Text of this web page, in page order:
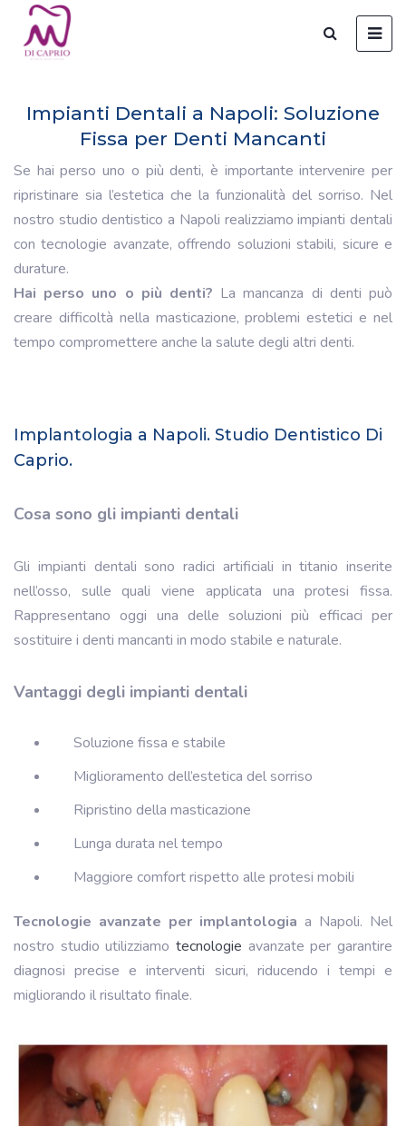
Impianti Dentali a Napoli: Soluzione
Fissa per Denti Mancanti
Se hai perso uno o più denti, è importante intervenire per
ripristinare sia l’estetica che la funzionalità del sorriso. Nel
nostro studio dentistico a Napoli realizziamo impianti dentali
con tecnologie avanzate, offrendo soluzioni stabili, sicure e
durature.
Hai perso uno o più denti? La mancanza di denti può
creare difficoltà nella masticazione, problemi estetici e nel
tempo compromettere anche la salute degli altri denti.
Implantologia a Napoli. Studio Dentistico Di
Caprio.
Cosa sono gli impianti dentali
Gli impianti dentali sono radici artificiali in titanio inserite
nell’osso, sulle quali viene applicata una protesi fissa.
Rappresentano oggi una delle soluzioni più efficaci per
sostituire i denti mancanti in modo stabile e naturale.
Vantaggi degli impianti dentali
Soluzione fissa e stabile
Miglioramento dell’estetica del sorriso
Ripristino della masticazione
Lunga durata nel tempo
Maggiore comfort rispetto alle protesi mobili
Tecnologie avanzate per implantologia a Napoli. Nel
nostro studio utilizziamo tecnologie avanzate per garantire
diagnosi precise e interventi sicuri, riducendo i tempi e
migliorando il risultato finale.